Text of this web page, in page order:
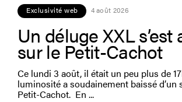
Exclusivité web 4 août 2026
Un déluge XXL s’est
sur le Petit-Cachot
Ce lundi 3 août, il était un peu plus de
luminosité a soudainement baissé d’un
Petit-Cachot. En